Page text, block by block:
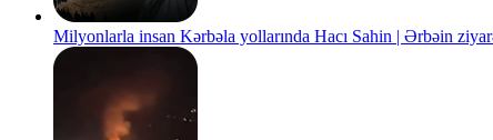
Milyonlarla insan Kərbəla yollarında Hacı Sahin | Ərbəin